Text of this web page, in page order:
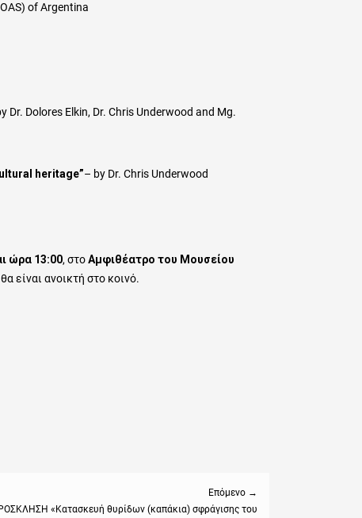
of Argentina
Dr. Dolores Elkin, Dr. Chris Underwood and Mg.
heritage”– by Dr. Chris Underwood
ώρα 13:00, στοΑμφιθέατρο του Μουσείου
είναι ανοικτή στο κοινό.
Επόμενο →
«Κατασκευή θυρίδων (καπάκια) σφράγισης του